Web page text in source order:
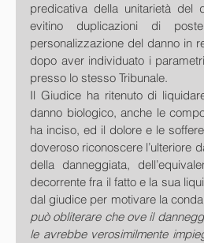
predicativa della unitarietà del
evitino duplicazioni di
personalizzazione del danno in
dopo aver individuato i
presso lo stesso Tribunale.
Il Giudice ha ritenuto di
danno biologico, anche le
ha inciso, ed il dolore e le
doveroso riconoscere l’ulteriore
della danneggiata,
decorrente fra il fatto e la sua
dal giudice per motivare la
può obliterare che ove il
le avrebbe verosimilmente